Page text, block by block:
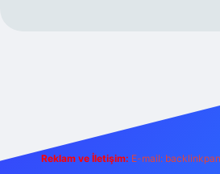
Reklam ve İletişim: E-mail: